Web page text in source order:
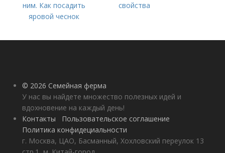
ним. Как посадить
яровой чеснок
свойства
© 2026 Семейная ферма
У нас вы найдете множество полезных идей и
вдохновение на каждый день!
Контакты
Пользовательское соглашение
Политика конфидециальности
г. Москва, ЦАО, Басманный, Хохловский переулок 13